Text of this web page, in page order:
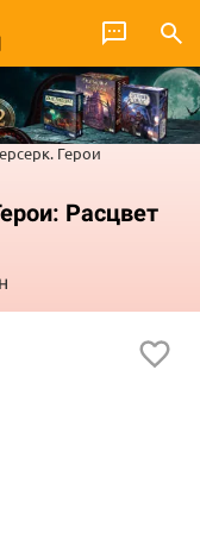
Герои
Расцвет